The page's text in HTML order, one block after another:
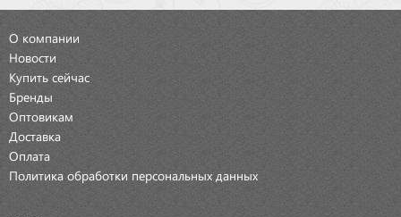
О компании
Новости
Купить сейчас
Бренды
Оптовикам
Доставка
Оплата
Политика обработки персональных данных